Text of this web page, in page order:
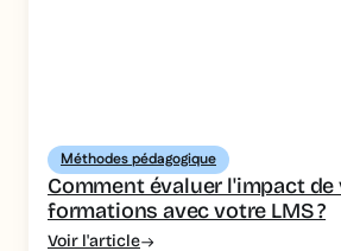
Méthodes pédagogique
Comment évaluer l'impact de
formations avec votre LMS ?
Voir l'article